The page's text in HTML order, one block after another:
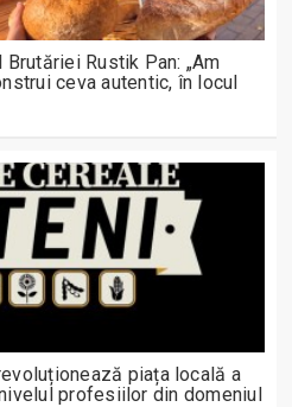
Rustik Pan: „Am
ceva autentic, în locul
piața locală a
profesiilor din domeniul